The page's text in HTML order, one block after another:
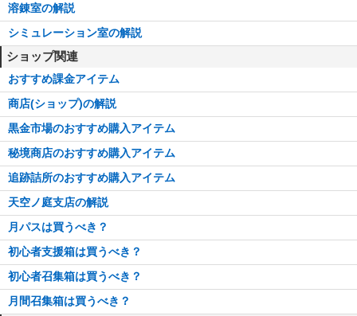
溶錬室の解説
シミュレーション室の解説
ショップ関連
おすすめ課金アイテム
商店(ショップ)の解説
黒金市場のおすすめ購入アイテム
秘境商店のおすすめ購入アイテム
追跡詰所のおすすめ購入アイテム
天空ノ庭支店の解説
月パスは買うべき？
初心者支援箱は買うべき？
初心者召集箱は買うべき？
月間召集箱は買うべき？